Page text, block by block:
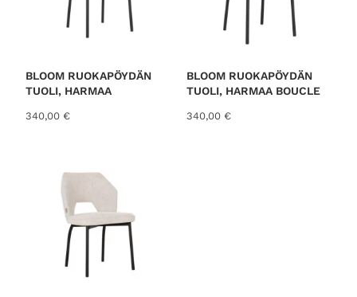
BLOOM RUOKAPÖYDÄN
TUOLI, HARMAA
340,00 €
BLOOM RUOKAPÖYDÄN
TUOLI, HARMAA BOUCLE
340,00 €